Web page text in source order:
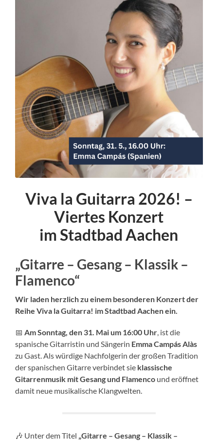
Viva la Guitarra 2026! –
Viertes Konzert
im Stadtbad Aachen
„Gitarre – Gesang – Klassik –
Flamenco“
Wir laden herzlich zu einem besonderen Konzert der
Reihe Viva la Guitarra! im Stadtbad Aachen ein.
📅Am Sonntag, den 31. Mai um 16:00 Uhr, ist die
spanische Gitarristin und Sängerin Emma Campás Alàs
zu Gast. Als würdige Nachfolgerin der großen Tradition
der spanischen Gitarre verbindet sie klassische
Gitarrenmusik mit Gesang und Flamenco und eröffnet
damit neue musikalische Klangwelten.
🎶 Unter dem Titel „Gitarre – Gesang – Klassik –